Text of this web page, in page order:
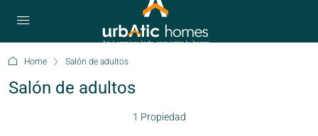
Home Salón de adultos
Salón de adultos
1 Propiedad